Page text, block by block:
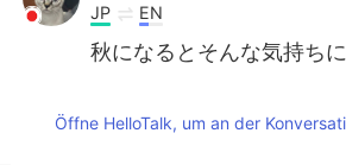
JP EN
秋になるとそんな気持ち
Öffne HelloTalk, um an der